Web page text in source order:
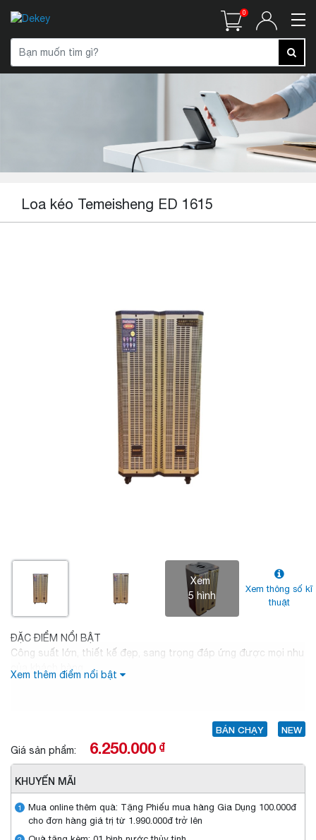
0
Loa kéo Temeisheng ED 1615
Xem
5 hình
Xem thông số kĩ
thuật
ĐẶC ĐIỂM NỔI BẬT
Công suất lớn, thiết kế đẹp, sang trọng đáp ứng được mọi nhu
của khách hàng.
Xem thêm điểm nổi bật
BÁN CHẠY
NEW
Giá sản phẩm:
6.250.000₫
KHUYẾN MÃI
1
Mua online thêm quà: Tặng Phiếu mua hàng Gia Dụng 100.000đ
cho đơn hàng giá trị từ 1.990.000đ trở lên